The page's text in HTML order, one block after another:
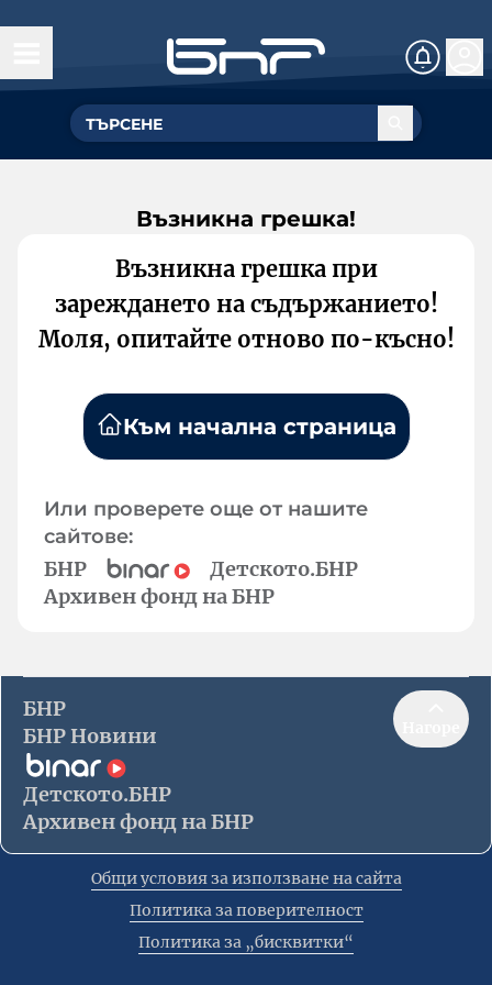
Възникна грешка!
Възникна грешка при
зареждането на съдържанието!
Моля, опитайте отново по-късно!
Към начална страница
Или проверете още от нашите
сайтове:
БНР
Детското.БНР
Архивен фонд на БНР
БНР
БНР Новини
Детското.БНР
Архивен фонд на БНР
Общи условия за използване на сайта
Политика за поверителност
Политика за „бисквитки“